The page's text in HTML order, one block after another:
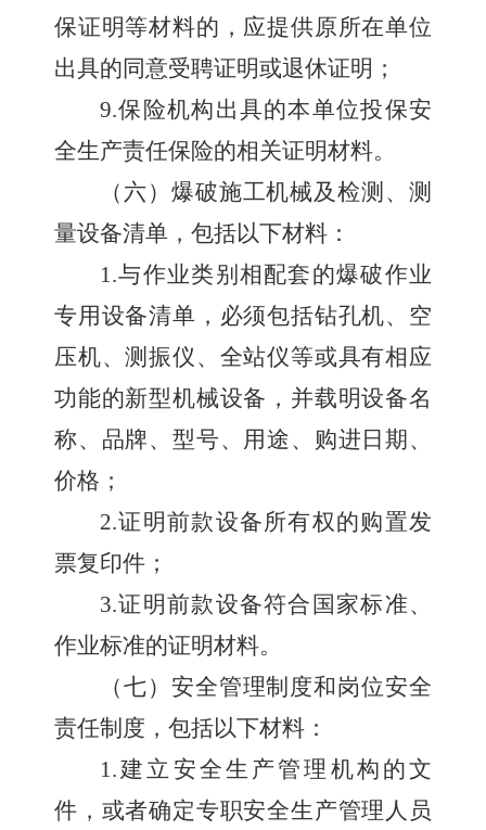
保证明等材料的，应提供原所在单位
出具的同意受聘证明或退休证明；
9.保险机构出具的本单位投保安
全生产责任保险的相关证明材料。
（六）爆破施工机械及检测、测
量设备清单，包括以下材料：
1.与作业类别相配套的爆破作业
专用设备清单，必须包括钻孔机、空
压机、测振仪、全站仪等或具有相应
功能的新型机械设备，并载明设备名
称、品牌、型号、用途、购进日期、
价格；
2.证明前款设备所有权的购置发
票复印件；
3.证明前款设备符合国家标准、
作业标准的证明材料。
（七）安全管理制度和岗位安全
责任制度，包括以下材料：
1.建立安全生产管理机构的文
件，或者确定专职安全生产管理人员